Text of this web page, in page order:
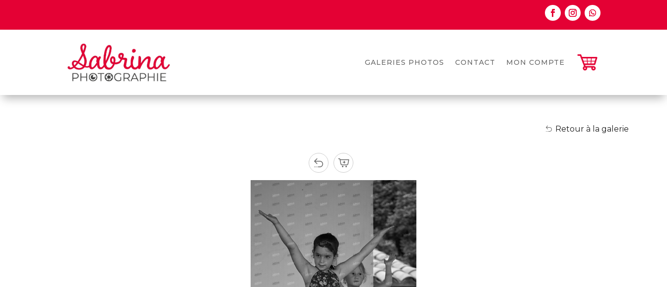
GALERIES PHOTOS CONTACT MON COMPTE
Retour à la galerie